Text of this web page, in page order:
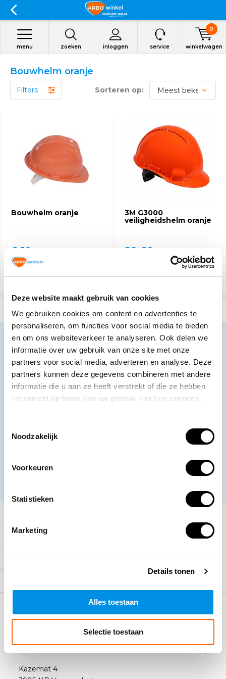
Deze website maakt gebruik van cookies
We gebruiken cookies om content en advertenties te
personaliseren, om functies voor social media te bieden
en om ons websiteverkeer te analyseren. Ook delen we
informatie over uw gebruik van onze site met onze
partners voor social media, adverteren en analyse. Deze
partners kunnen deze gegevens combineren met andere
informatie die u aan ze heeft verstrekt of die ze hebben
verzameld op basis van uw gebruik van hun services.
Noodzakelijk
Voorkeuren
Statistieken
Marketing
Details tonen
Alles toestaan
Selectie toestaan
zoeken inloggen
menu service winkelwagen
0
Bouwhelm oranje
Filters Sorteren op:
Bouwhelm oranje
6,10
(7,38 Incl. btw)
3M G3000
veiligheidshelm oranje
29,60
Neem contact op
Ons klantenservice staat voor je klaar.
Volg ons
Ontvang de nieuwste aanbiedingen en
promoties
Abonneer
Klantenservice
Kazemat 4